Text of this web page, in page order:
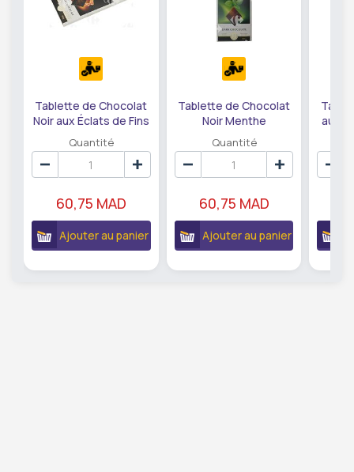
Tablette de Chocolat
Noir aux Éclats de Fins
Caramels Excellence
Lindt 100g
Quantité
60,75 MAD
Ajouter au panier
Tablette de Chocolat
Noir Menthe
Excellence Lindt 100g.
Quantité
60,75 MAD
Ajouter au panier
au